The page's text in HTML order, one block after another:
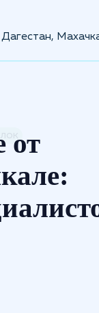
Дагестан,
от